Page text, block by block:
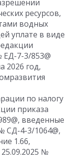
ресурсов,
водных
уплате в виде
ЕД-7-3/853@
2026 год,
по налогу
приказа
введенные
СД-4-3/1064@,
1.66,
№